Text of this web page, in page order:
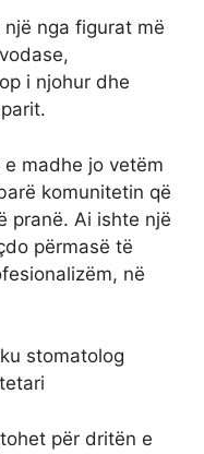
nga figurat më
i njohur dhe
madhe jo vetëm
komunitetin që
pranë. Ai ishte një
përmasë të
në
stomatolog
për dritën e